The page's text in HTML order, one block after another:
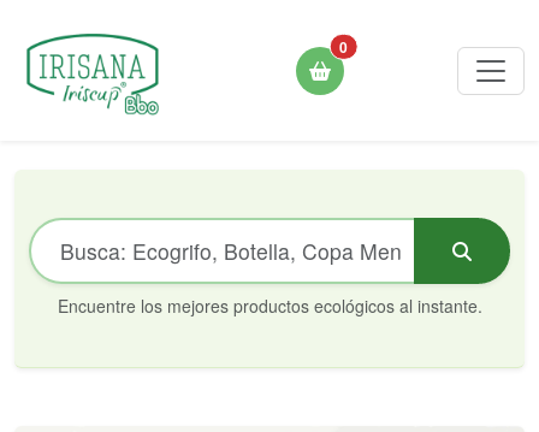
0
Encuentre los mejores productos ecológicos al instante.